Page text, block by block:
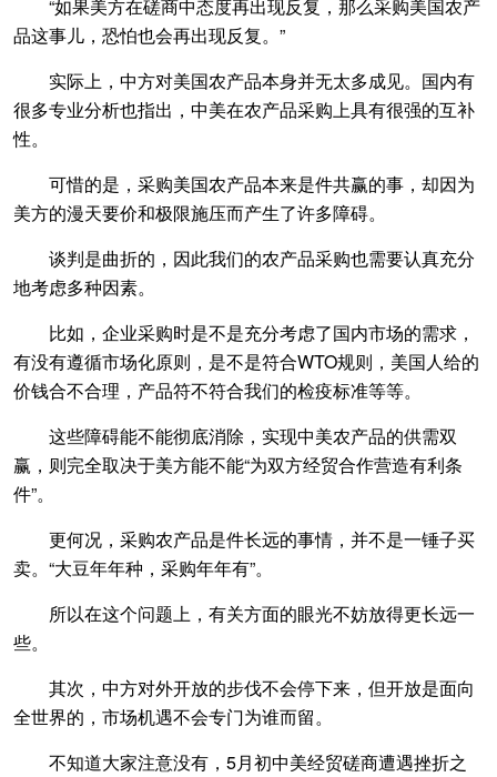
“如果美方在磋商中态度再出现反复，那么采购美国农产
品这事儿，恐怕也会再出现反复。”
实际上，中方对美国农产品本身并无太多成见。国内有
很多专业分析也指出，中美在农产品采购上具有很强的互补
性。
可惜的是，采购美国农产品本来是件共赢的事，却因为
美方的漫天要价和极限施压而产生了许多障碍。
谈判是曲折的，因此我们的农产品采购也需要认真充分
地考虑多种因素。
比如，企业采购时是不是充分考虑了国内市场的需求，
有没有遵循市场化原则，是不是符合WTO规则，美国人给的
价钱合不合理，产品符不符合我们的检疫标准等等。
这些障碍能不能彻底消除，实现中美农产品的供需双
赢，则完全取决于美方能不能“为双方经贸合作营造有利条
件”。
更何况，采购农产品是件长远的事情，并不是一锤子买
卖。“大豆年年种，采购年年有”。
所以在这个问题上，有关方面的眼光不妨放得更长远一
些。
其次，中方对外开放的步伐不会停下来，但开放是面向
全世界的，市场机遇不会专门为谁而留。
不知道大家注意没有，5月初中美经贸磋商遭遇挫折之